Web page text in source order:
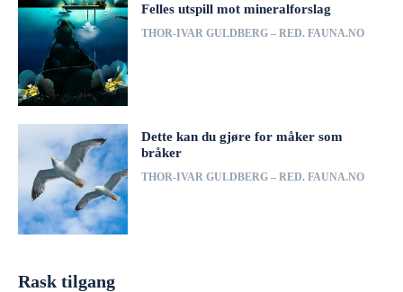
Felles utspill mot mineralforslag
THOR-IVAR GULDBERG – RED. FAUNA.NO
Dette kan du gjøre for måker som
bråker
THOR-IVAR GULDBERG – RED. FAUNA.NO
Rask tilgang